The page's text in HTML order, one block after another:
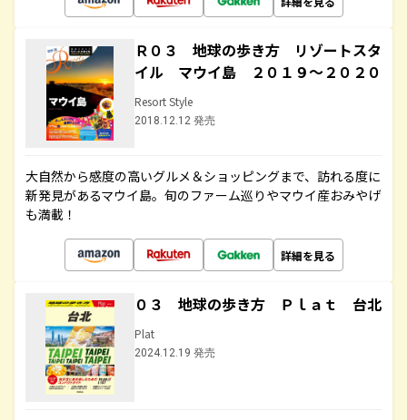
Ｒ０３ 地球の歩き方 リゾートスタ
イル マウイ島 ２０１９～２０２０
Resort Style
2018.12.12 発売
大自然から感度の高いグルメ＆ショッピングまで、訪れる度に
新発見があるマウイ島。旬のファーム巡りやマウイ産おみやげ
も満載！
詳細を見る
０３ 地球の歩き方 Ｐｌａｔ 台北
Plat
2024.12.19 発売